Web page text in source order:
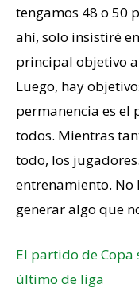
tengamos 48 o 50
ahí, solo insistiré
principal objetivo
Luego, hay
permanencia es el
todos. Mientras
todo, los
entrenamiento. No
generar algo que
El partido de Copa
último de liga